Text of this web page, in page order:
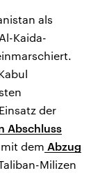
als
Kaida-
der
Abschluss
dem Abzug
Milizen